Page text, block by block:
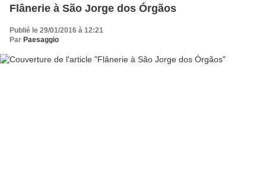
Flânerie à São Jorge dos Órgãos
Publié le 29/01/2016 à 12:21
Par Paesaggio